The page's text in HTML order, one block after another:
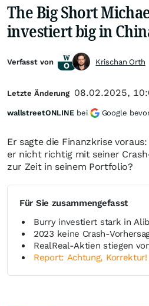
The Big Short
investiert big in
Er sagte die Finanzkrise
er nicht richtig mit seiner
zur Zeit in seinem Portfolio?
Für Sie zusammengefasst
Burry investiert stark in
2023 keine Crash-
RealReal-Aktien stiegen
Report: Achtung, Korrektur!
Verfasst von Krischan Orth
Letzte Änderung 08.02.2025,
wallstreetONLINE bei Google